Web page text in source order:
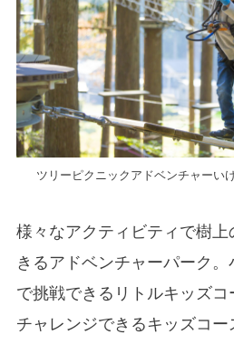
ツリーピクニックアドベンチャーい
様々なアクティビティで樹
きるアドベンチャーパーク
で挑戦できるリトルキッズ
チャレンジできるキッズコ